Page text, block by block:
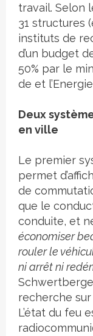
travail. Selon
31 structures
instituts de
d’un budget
50% par le
de et
Deux
en ville
Le premier
permet
de
que le
conduite, et
économiser
rouler le
ni arrêt ni
recherche sur
L’état du feu